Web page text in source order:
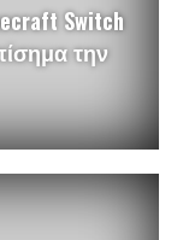
Switch
την